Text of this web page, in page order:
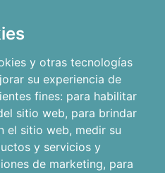
y otras tecnologías
su experiencia de
fines: para habilitar
sitio web, para brindar
el sitio web, medir su
y servicios y
de marketing, para